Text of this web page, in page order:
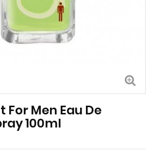
For Men Eau De
100ml